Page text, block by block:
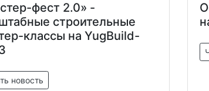
фест 2.0» -
строительные
классы на YugBuild-
новость